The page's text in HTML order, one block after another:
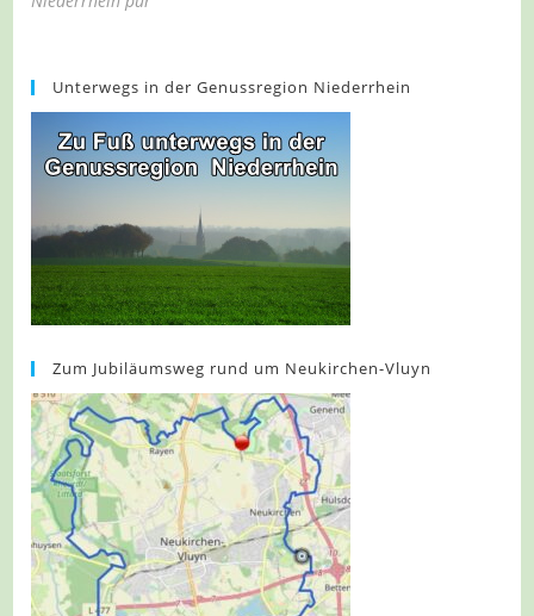
Unterwegs in der Genussregion Niederrhein
Zum Jubiläumsweg rund um Neukirchen-Vluyn